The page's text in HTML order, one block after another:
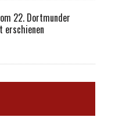
22. Dortmunder
erschienen